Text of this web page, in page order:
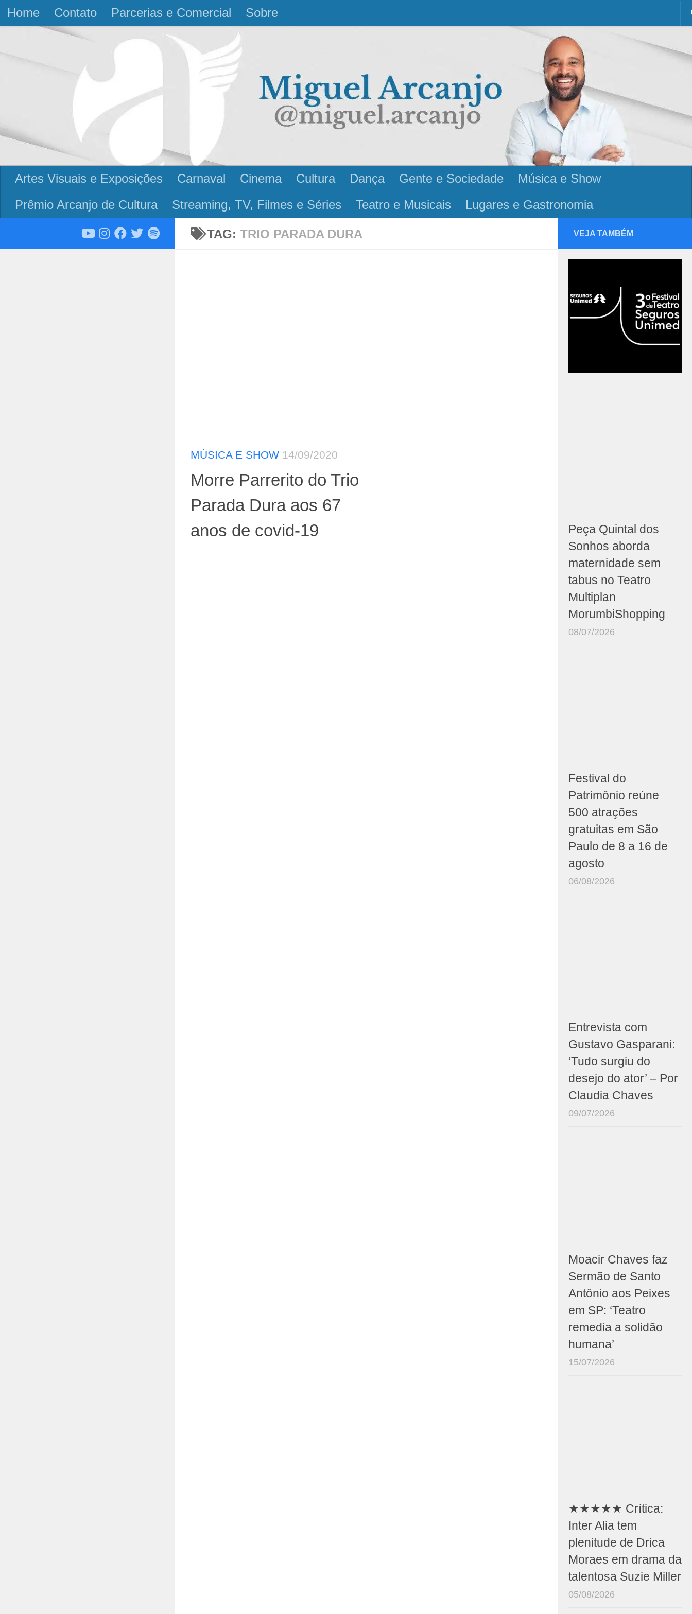
Skip to content
Home Contato Parcerias e Comercial Sobre
Artes Visuais e Exposições Carnaval Cinema Cultura Dança Gente e Sociedade
Música e Show
Prêmio Arcanjo de Cultura
Streaming, TV, Filmes e Séries Teatro e Musicais Lugares e Gastronomia
TAG: TRIO PARADA DURA
MÚSICA E SHOW 14/09/2020
Morre Parrerito do Trio
Parada Dura aos 67
anos de covid-19
VEJA TAMBÉM
Peça Quintal dos
Sonhos aborda
maternidade sem
tabus no Teatro
Multiplan
MorumbiShopping
08/07/2026
Festival do
Patrimônio reúne
500 atrações
gratuitas em São
Paulo de 8 a 16 de
agosto
06/08/2026
Entrevista com
Gustavo Gasparani:
‘Tudo surgiu do
desejo do ator’ – Por
Claudia Chaves
09/07/2026
Moacir Chaves faz
Sermão de Santo
Antônio aos Peixes
em SP: ‘Teatro
remedia a solidão
humana’
15/07/2026
★★★★★ Crítica:
Inter Alia tem
plenitude de Drica
Moraes em drama da
talentosa Suzie Miller
05/08/2026